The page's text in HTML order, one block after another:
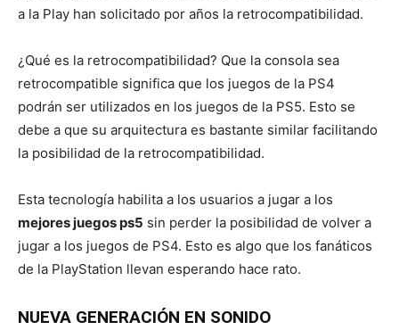
a la Play han solicitado por años la retrocompatibilidad.
¿Qué es la retrocompatibilidad? Que la consola sea
retrocompatible significa que los juegos de la PS4
podrán ser utilizados en los juegos de la PS5. Esto se
debe a que su arquitectura es bastante similar facilitando
la posibilidad de la retrocompatibilidad.
Esta tecnología habilita a los usuarios a jugar a los
mejores juegos ps5 sin perder la posibilidad de volver a
jugar a los juegos de PS4. Esto es algo que los fanáticos
de la PlayStation llevan esperando hace rato.
NUEVA GENERACIÓN EN SONIDO